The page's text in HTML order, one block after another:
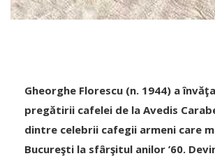
Gheorghe Florescu (n. 1944) a
pregătirii cafelei de la Avedis
dintre celebrii cafegii armeni care
Bucureşti la sfârşitul anilor ’60.